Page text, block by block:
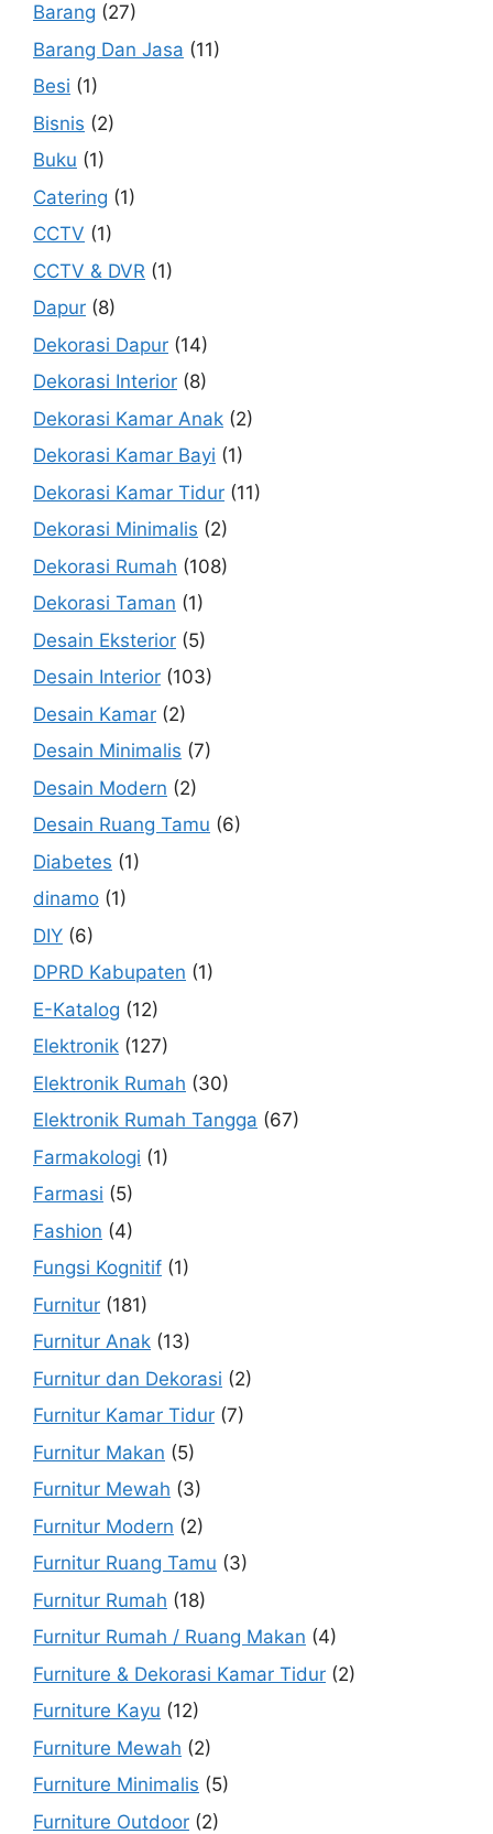
Barang (27)
Barang Dan Jasa (11)
Besi (1)
Bisnis (2)
Buku (1)
Catering (1)
CCTV (1)
CCTV & DVR (1)
Dapur (8)
Dekorasi Dapur (14)
Dekorasi Interior (8)
Dekorasi Kamar Anak (2)
Dekorasi Kamar Bayi (1)
Dekorasi Kamar Tidur (11)
Dekorasi Minimalis (2)
Dekorasi Rumah (108)
Dekorasi Taman (1)
Desain Eksterior (5)
Desain Interior (103)
Desain Kamar (2)
Desain Minimalis (7)
Desain Modern (2)
Desain Ruang Tamu (6)
Diabetes (1)
dinamo (1)
DIY (6)
DPRD Kabupaten (1)
E-Katalog (12)
Elektronik (127)
Elektronik Rumah (30)
Elektronik Rumah Tangga (67)
Farmakologi (1)
Farmasi (5)
Fashion (4)
Fungsi Kognitif (1)
Furnitur (181)
Furnitur Anak (13)
Furnitur dan Dekorasi (2)
Furnitur Kamar Tidur (7)
Furnitur Makan (5)
Furnitur Mewah (3)
Furnitur Modern (2)
Furnitur Ruang Tamu (3)
Furnitur Rumah (18)
Furnitur Rumah / Ruang Makan (4)
Furniture & Dekorasi Kamar Tidur (2)
Furniture Kayu (12)
Furniture Mewah (2)
Furniture Minimalis (5)
Furniture Outdoor (2)